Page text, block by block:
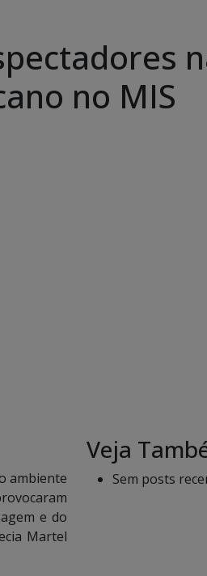
no MIS
ambiente
e do
Martel
Veja
Sem posts